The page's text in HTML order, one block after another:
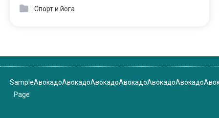
Спорт и йога
Sample
Page
АвокадоАвокадоАвокадоАвокадоАвокадоАвокадо